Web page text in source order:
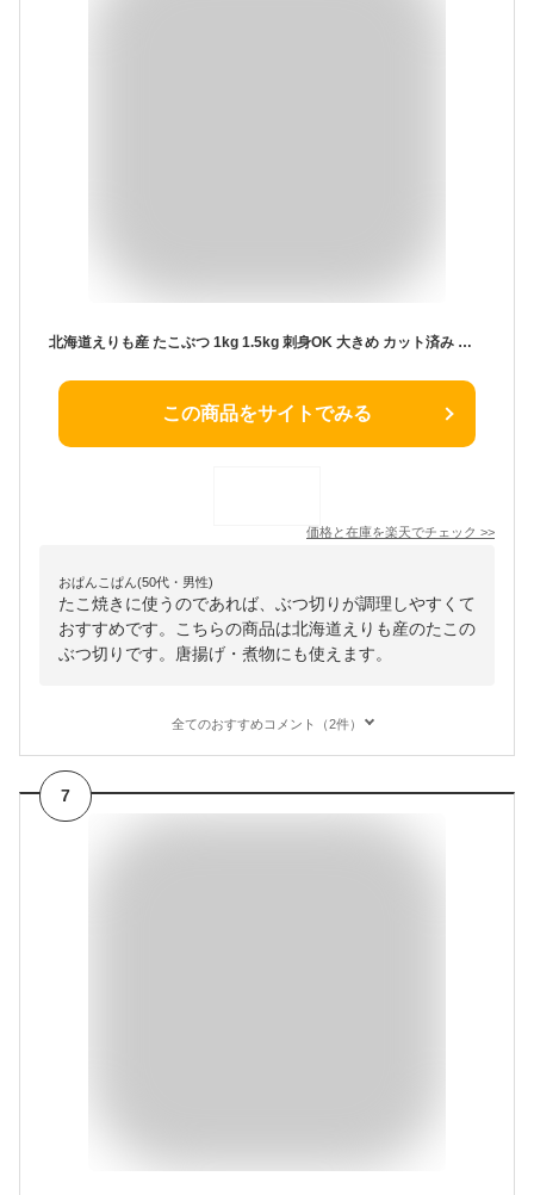
北海道えりも産 たこぶつ 1kg 1.5kg 刺身OK 大きめ カット済み ボイルたこ タコ 蛸 北海道産 冷凍 海鮮丼 唐揚げ たこ焼き 業務用 お徳用 送料無料
この商品をサイトでみる
価格と在庫を楽天でチェック >>
おぱんこぱん(50代・男性)
たこ焼きに使うのであれば、ぶつ切りが調理しやすくて
おすすめです。こちらの商品は北海道えりも産のたこの
ぶつ切りです。唐揚げ・煮物にも使えます。
全てのおすすめコメント（2件）
7